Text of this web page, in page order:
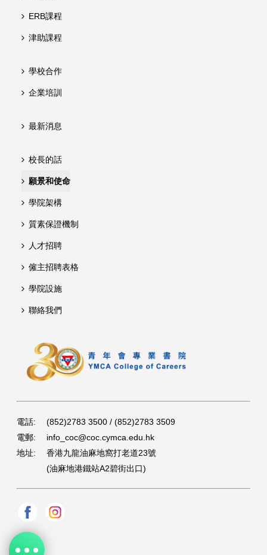
ERB課程
津助課程
學校合作
企業培訓
最新消息
校長的話
願景和使命
學院架構
質素保證機制
人才招聘
僱主招聘表格
學院設施
聯絡我們
電話:
(852)2783 3500 / (852)2783 3509
電郵:
info_coc@coc.cymca.edu.hk
地址:
香港九龍油麻地窩打老道23號
(油麻地港鐵站A2碧街出口)